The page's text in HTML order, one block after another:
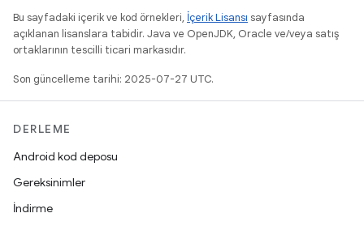
Bu sayfadaki içerik ve kod örnekleri, İçerik Lisansı sayfasında
açıklanan lisanslara tabidir. Java ve OpenJDK, Oracle ve/veya satış
ortaklarının tescilli ticari markasıdır.
Son güncelleme tarihi: 2025-07-27 UTC.
DERLEME
Android kod deposu
Gereksinimler
İndirme